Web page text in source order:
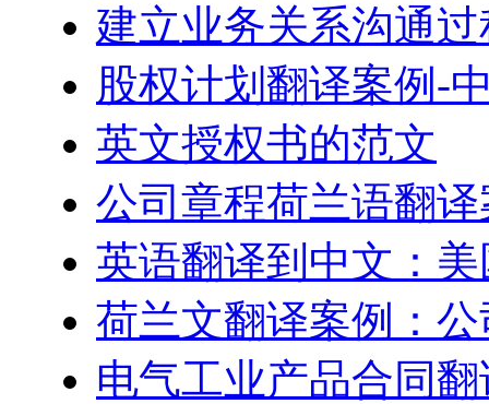
建立业务关系沟通
股权计划翻译案例-
英文授权书的范文
公司章程荷兰语翻
英语翻译到中文：
荷兰文翻译案例：
电气工业产品合同